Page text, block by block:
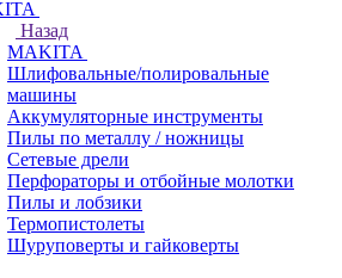
Назад
МAKITA
Шлифовальные/полировальные
машины
Аккумуляторные инструменты
Пилы по металлу / ножницы
Сетевые дрели
Перфораторы и отбойные молотки
Пилы и лобзики
Термопистолеты
Шуруповерты и гайковерты